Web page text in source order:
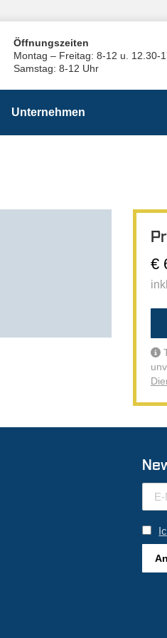
Öffnungszeiten
Montag – Freitag: 8-12 u. 12.30-
Samstag: 8-12 Uhr
Unternehmen
€